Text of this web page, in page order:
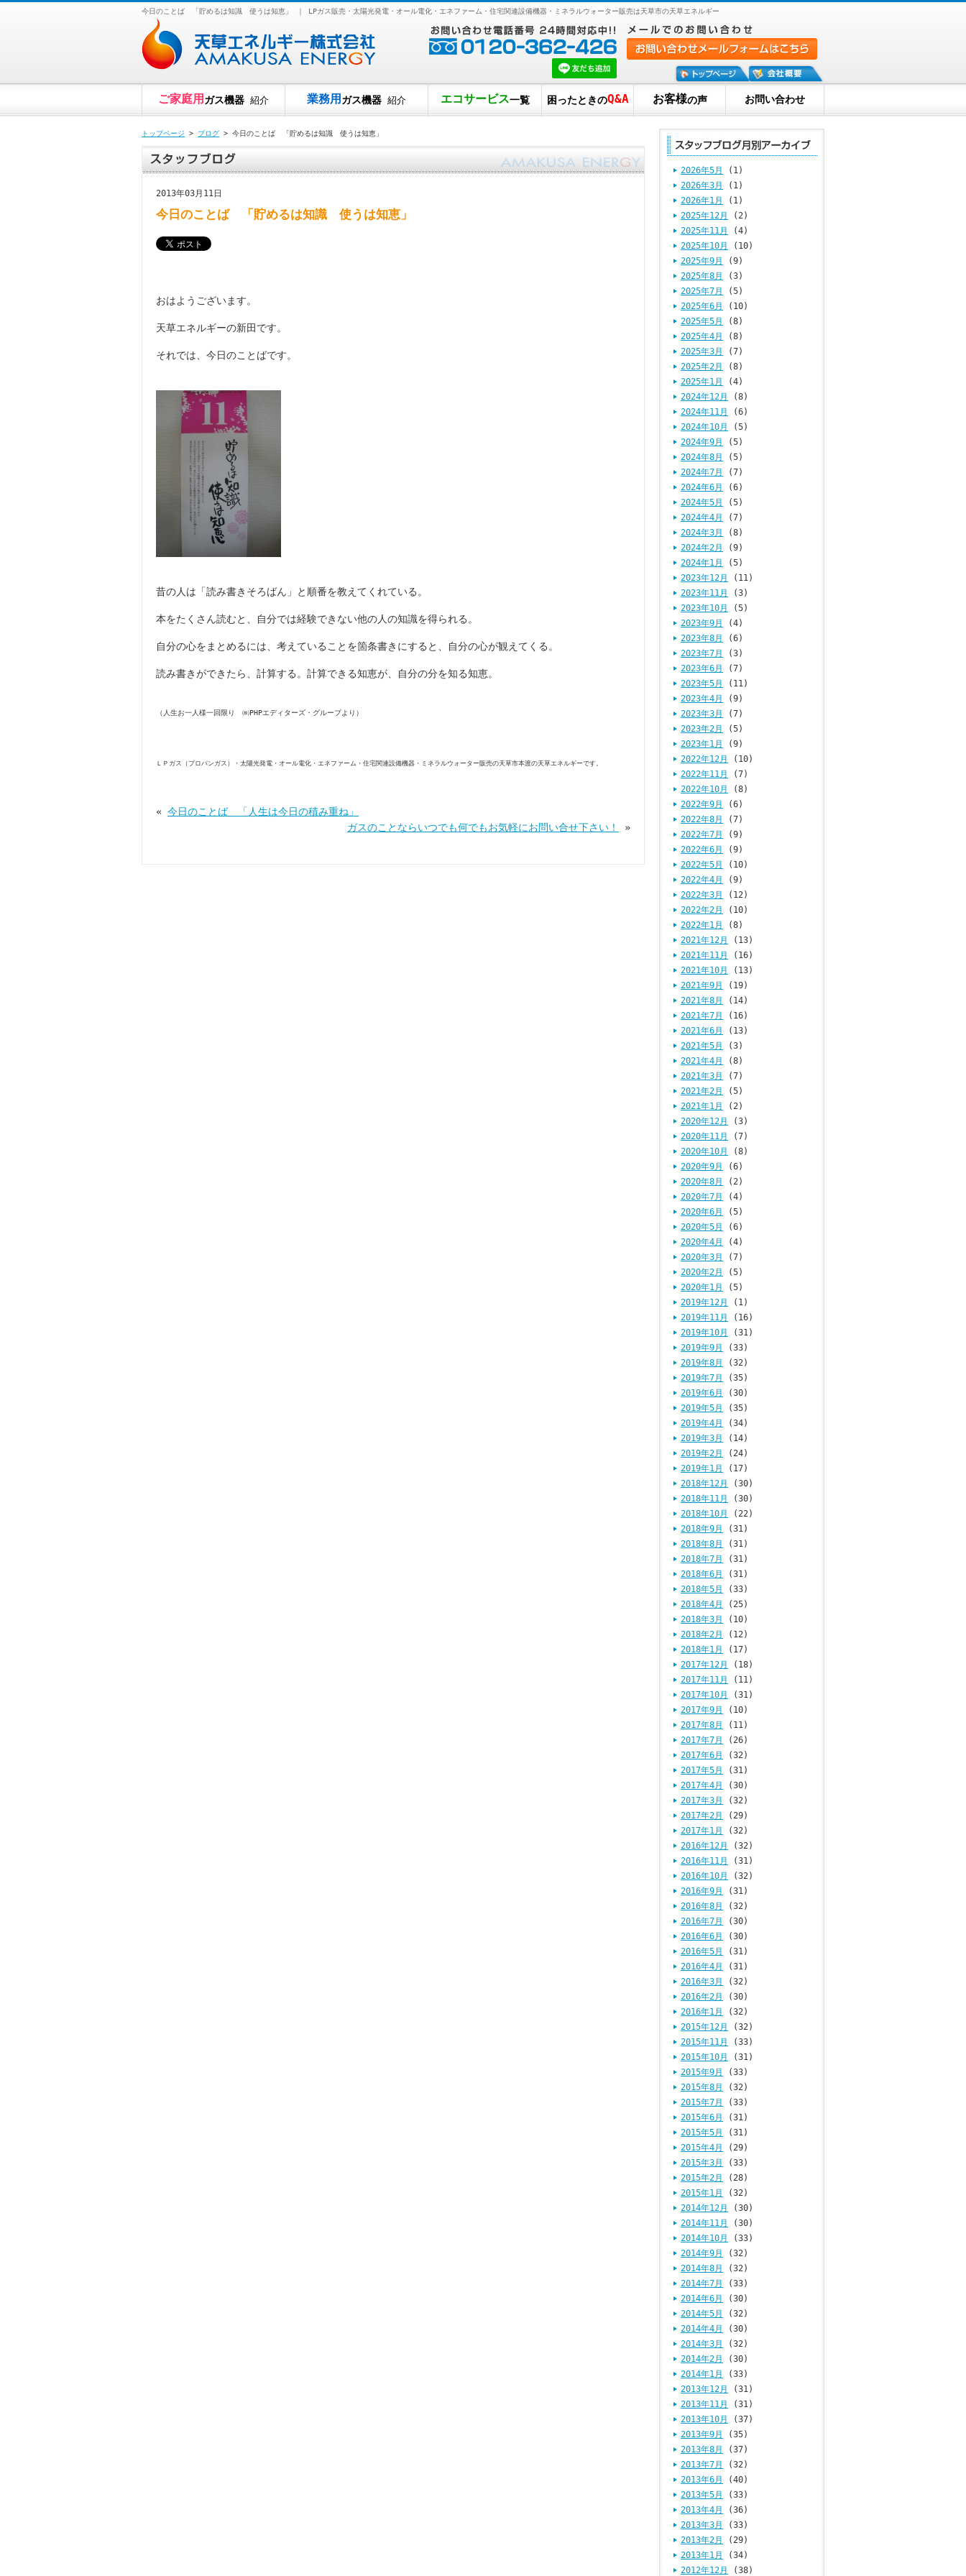
今日のことば 「貯めるは知識 使うは知恵」 ｜ LPガス販売・太陽光発電・オール電化・エネファーム・住宅関連設備機器・ミネラルウォーター販売は天草市の天草エネルギー
ご家庭用 ガス機器 紹介 業務用 ガス機器 紹介 エコサービス一覧 困ったときのQ&A お客様の声 お問い合わせ
トップページ > ブログ > 今日のことば 「貯めるは知識 使うは知恵」
2013年03月11日
今日のことば 「貯めるは知識 使うは知恵」
おはようございます。
天草エネルギーの新田です。
それでは、今日のことばです。
昔の人は「読み書きそろばん」と順番を教えてくれている。
本をたくさん読むと、自分では経験できない他の人の知識を得られる。
自分の心をまとめるには、考えていることを箇条書きにすると、自分の心が観えてくる。
読み書きができたら、計算する。計算できる知恵が、自分の分を知る知恵。
（人生お一人様一回限り ㈱PHPエディターズ・グループより）
ＬＰガス（プロパンガス）・太陽光発電・オール電化・エネファーム・住宅関連設備機器・ミネラルウォーター販売の天草市本渡の天草エネルギーです。
« 今日のことば 「人生は今日の積み重ね」
ガスのことならいつでも何でもお気軽にお問い合せ下さい！
»
2026年5月
(1)
2026年3月
(1)
2026年1月
(1)
2025年12月
(2)
2025年11月
(4)
2025年10月
(10)
2025年9月
(9)
2025年8月
(3)
2025年7月
(5)
2025年6月
(10)
2025年5月
(8)
2025年4月
(8)
2025年3月
(7)
2025年2月
(8)
2025年1月
(4)
2024年12月
(8)
2024年11月
(6)
2024年10月
(5)
2024年9月
(5)
2024年8月
(5)
2024年7月
(7)
2024年6月
(6)
2024年5月
(5)
2024年4月
(7)
2024年3月
(8)
2024年2月
(9)
2024年1月
(5)
2023年12月
(11)
2023年11月
(3)
2023年10月
(5)
2023年9月
(4)
2023年8月
(6)
2023年7月
(3)
2023年6月
(7)
2023年5月
(11)
2023年4月
(9)
2023年3月
(7)
2023年2月
(5)
2023年1月
(9)
2022年12月
(10)
2022年11月
(7)
2022年10月
(8)
2022年9月
(6)
2022年8月
(7)
2022年7月
(9)
2022年6月
(9)
2022年5月
(10)
2022年4月
(9)
2022年3月
(12)
2022年2月
(10)
2022年1月
(8)
2021年12月
(13)
2021年11月
(16)
2021年10月
(13)
2021年9月
(19)
2021年8月
(14)
2021年7月
(16)
2021年6月
(13)
2021年5月
(3)
2021年4月
(8)
2021年3月
(7)
2021年2月
(5)
2021年1月
(2)
2020年12月
(3)
2020年11月
(7)
2020年10月
(8)
2020年9月
(6)
2020年8月
(2)
2020年7月
(4)
2020年6月
(5)
2020年5月
(6)
2020年4月
(4)
2020年3月
(7)
2020年2月
(5)
2020年1月
(5)
2019年12月
(1)
2019年11月
(16)
2019年10月
(31)
2019年9月
(33)
2019年8月
(32)
2019年7月
(35)
2019年6月
(30)
2019年5月
(35)
2019年4月
(34)
2019年3月
(14)
2019年2月
(24)
2019年1月
(17)
2018年12月
(30)
2018年11月
(30)
2018年10月
(22)
2018年9月
(31)
2018年8月
(31)
2018年7月
(31)
2018年6月
(31)
2018年5月
(33)
2018年4月
(25)
2018年3月
(10)
2018年2月
(12)
2018年1月
(17)
2017年12月
(18)
2017年11月
(11)
2017年10月
(31)
2017年9月
(10)
2017年8月
(11)
2017年7月
(26)
2017年6月
(32)
2017年5月
(31)
2017年4月
(30)
2017年3月
(32)
2017年2月
(29)
2017年1月
(32)
2016年12月
(32)
2016年11月
(31)
2016年10月
(32)
2016年9月
(31)
2016年8月
(32)
2016年7月
(30)
2016年6月
(30)
2016年5月
(31)
2016年4月
(31)
2016年3月
(32)
2016年2月
(30)
2016年1月
(32)
2015年12月
(32)
2015年11月
(33)
2015年10月
(31)
2015年9月
(33)
2015年8月
(32)
2015年7月
(33)
2015年6月
(31)
2015年5月
(31)
2015年4月
(29)
2015年3月
(33)
2015年2月
(28)
2015年1月
(32)
2014年12月
(30)
2014年11月
(30)
2014年10月
(33)
2014年9月
(32)
2014年8月
(32)
2014年7月
(33)
2014年6月
(30)
2014年5月
(32)
2014年4月
(30)
2014年3月
(32)
2014年2月
(30)
2014年1月
(33)
2013年12月
(31)
2013年11月
(31)
2013年10月
(37)
2013年9月
(35)
2013年8月
(37)
2013年7月
(32)
2013年6月
(40)
2013年5月
(33)
2013年4月
(36)
2013年3月
(33)
2013年2月
(29)
2013年1月
(34)
2012年12月
(38)